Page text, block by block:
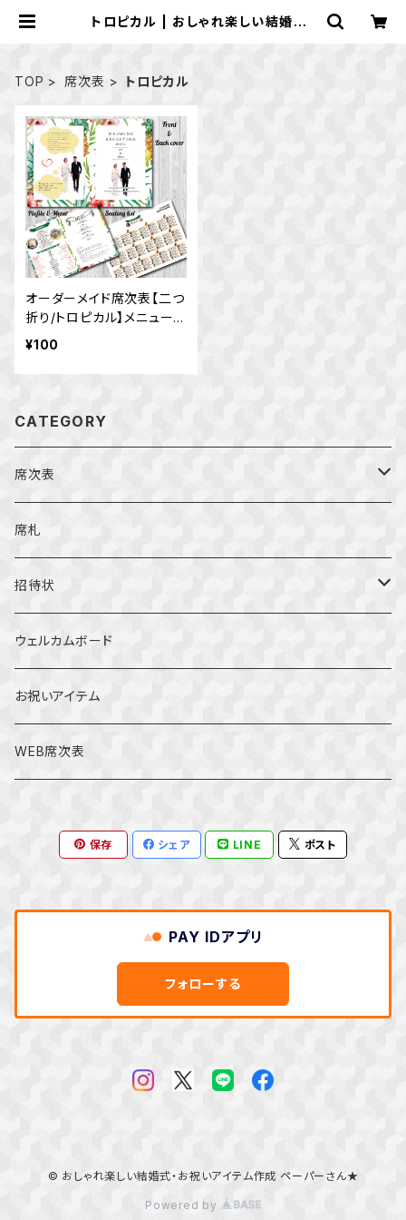
トロピカル | おしゃれ楽しい結婚式・
TOP 席次表 トロピカル
オーダーメイド席次表【二つ
折り/トロピカル】メニュー
表 プロフィール ウェディン
★送料無料
¥100
CATEGORY
席次表
二つ折り
三つ折り
巻物タイプ
ティファニー風
ビンテージ
ボタニカル
リーフ
席札
招待状
ビンテージ
リーフ
ウェルカムボード
お祝いアイテム
WEB席次表
保存 シェア LINE ポスト
PAY IDアプリ
フォローする
© おしゃれ楽しい結婚式・お祝いアイテム作成 ペーパーさん★
Powered by